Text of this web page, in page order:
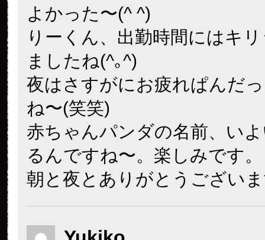
よかった〜(^ ^)
りーくん、出勤時間にはキ
ましたね(^｡^)
夜はさすがにお疲れぱんだ
ね〜(笑笑)
赤ちゃんパンダの名前、い
るんですね〜。楽しみです。
朝と夜とありがとうござい